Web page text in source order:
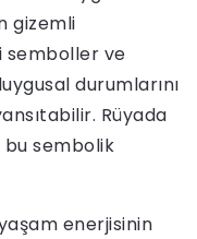
gizemli
semboller ve
durumlarını
Rüyada
sembolik
enerjisinin